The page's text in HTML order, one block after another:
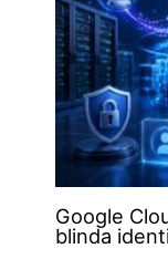
Google
blinda